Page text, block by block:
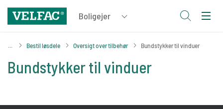
Bestil løsdele Oversigt over tilbehør Bundstykker til vinduer
Bundstykker til vinduer